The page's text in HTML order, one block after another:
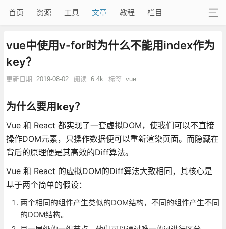
首页 资源 工具 文章 教程 栏目
vue中使用v-for时为什么不能用index作为
key？
更新日期: 2019-08-02 阅读: 6.4k 标签: vue
为什么要用key？
Vue 和 React 都实现了一套虚拟DOM，使我们可以不直接
操作DOM元素，只操作数据便可以重新渲染页面。而隐藏在
背后的原理便是其高效的Diff算法。
Vue 和 React 的虚拟DOM的Diff算法大致相同，其核心是
基于两个简单的假设：
两个相同的组件产生类似的DOM结构，不同的组件产生不同
的DOM结构。